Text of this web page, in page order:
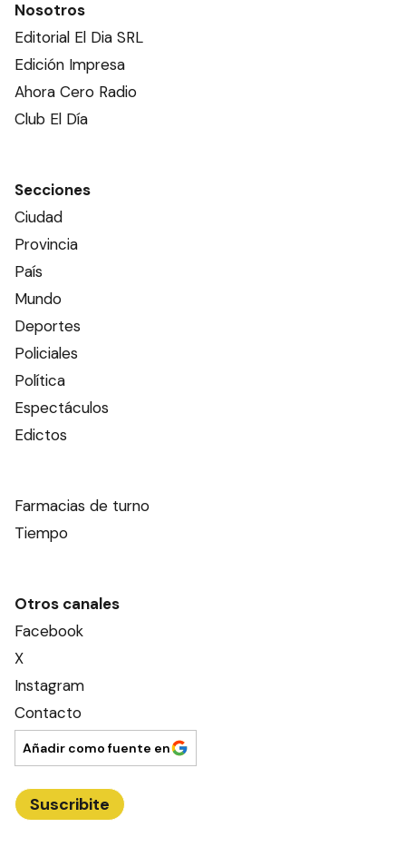
Nosotros
Editorial El Dia SRL
Edición Impresa
Ahora Cero Radio
Club El Día
Secciones
Ciudad
Provincia
País
Mundo
Deportes
Policiales
Política
Espectáculos
Edictos
Farmacias de turno
Tiempo
Otros canales
Facebook
X
Instagram
Contacto
Añadir como fuente en
Suscribite